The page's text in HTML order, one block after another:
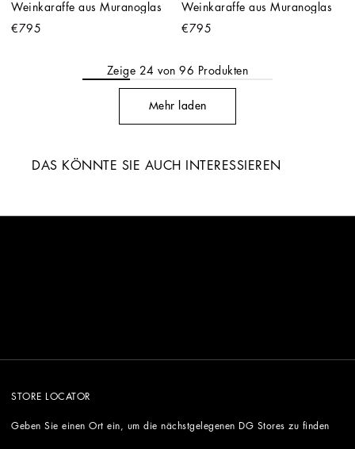
Weinkaraffe aus Muranoglas
€795
Weinkaraffe aus Muranoglas
€795
Zeige 24 von96 Produkten
Mehr laden
DAS KÖNNTE SIE AUCH INTERESSIEREN
STORE LOCATOR
Geben Sie einen Ort ein, um die nächstgelegenen DG Stores zu finden